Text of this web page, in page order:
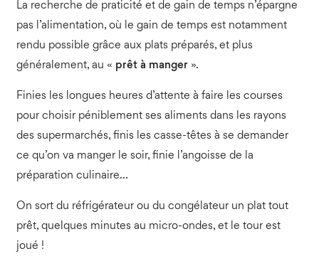
La recherche de praticité et de gain de temps n’épargne
pas l’alimentation, où le gain de temps est notamment
rendu possible grâce aux plats préparés, et plus
généralement, au « prêt à manger».
Finies les longues heures d’attente à faire les courses
pour choisir péniblement ses aliments dans les rayons
des supermarchés, finis les casse-têtes à se demander
ce qu’on va manger le soir, finie l’angoisse de la
préparation culinaire…
On sort du réfrigérateur ou du congélateur un plat tout
prêt, quelques minutes au micro-ondes, et le tour est
joué !